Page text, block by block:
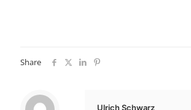
Share
Ulrich Schwarz